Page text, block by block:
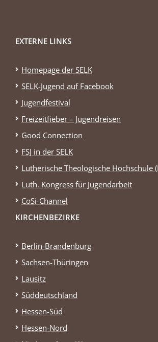
EXTERNE LINKS
Homepage der SELK
SELK-Jugend auf Facebook
Jugendfestival
Freizeitfieber – Jugendreisen
Good Connection
FSJ in der SELK
Lutherische Theologische Hochschule
Luth. Kongress für Jugendarbeit
CoSi-Channel
KIRCHENBEZIRKE
Berlin-Brandenburg
Sachsen-Thüringen
Lausitz
Süddeutschland
Hessen-Süd
Hessen-Nord